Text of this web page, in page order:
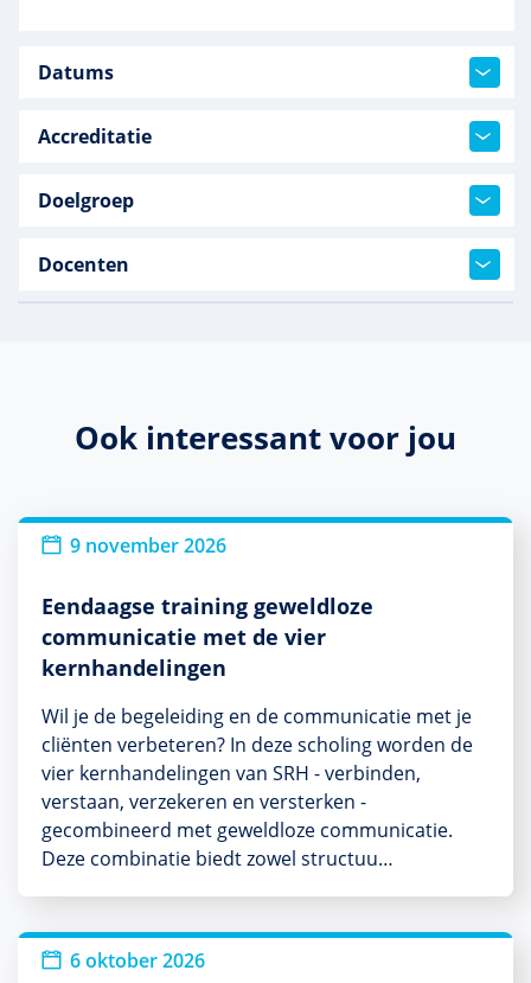
Datums
Accreditatie
Doelgroep
Docenten
Ook interessant voor jou
9 november 2026
Eendaagse training geweldloze
communicatie met de vier
kernhandelingen
Wil je de begeleiding en de communicatie met je
cliënten verbeteren? In deze scholing worden de
vier kernhandelingen van SRH - verbinden,
verstaan, verzekeren en versterken -
gecombineerd met geweldloze communicatie.
Deze combinatie biedt zowel structuu…
6 oktober 2026